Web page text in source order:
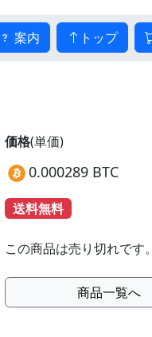
案内 トップ
価格(単価)
0.000289 BTC
送料無料
この商品は売り切れです。
商品一覧へ